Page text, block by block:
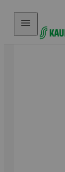
Hyppää sisältöön